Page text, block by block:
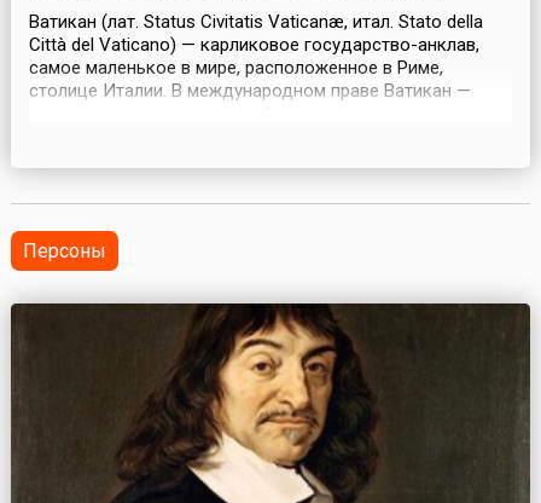
Ватикан (лат. Status Civitatis Vaticanæ, итал. Stato della
Città del Vaticano) — карликовое государство-анклав,
самое маленькое в мире, расположенное в Риме,
столице Италии. В международном праве Ватикан —
аккред...
Персоны